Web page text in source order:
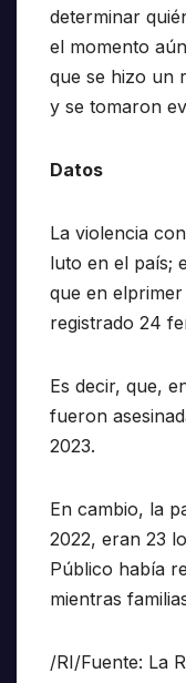
determinar
el momento
que se hizo un
y se tomaron
Datos
La violencia
luto en el país;
que en
registrado 24
Es decir, que,
fueron
2023.
En cambio, la
2022, eran 23
Público había
mientras
/RI/Fuente: La